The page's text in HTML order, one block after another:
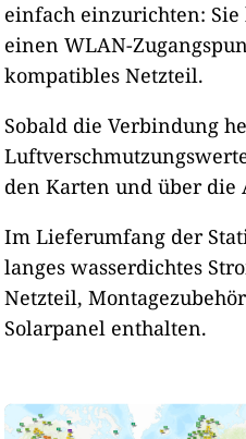
einfach einzurichten:
einen WLAN-
kompatibles Netzteil.
Sobald die Verbindung
den Karten und über die
Im Lieferumfang der
langes wasserdichtes
Netzteil,
Solarpanel enthalten.